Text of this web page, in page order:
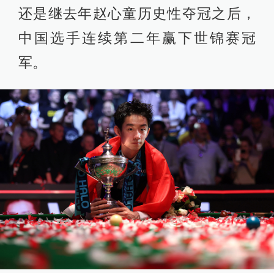
还是继去年赵心童历史性夺冠之后，
中国选手连续第二年赢下世锦赛冠
军。